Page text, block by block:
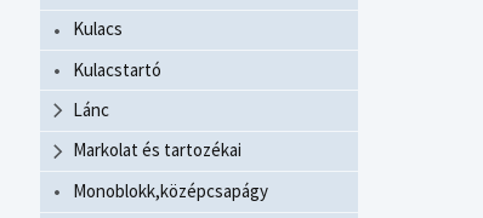
Kulacs
Kulacstartó
Lánc
Markolat és tartozékai
Monoblokk,középcsapágy